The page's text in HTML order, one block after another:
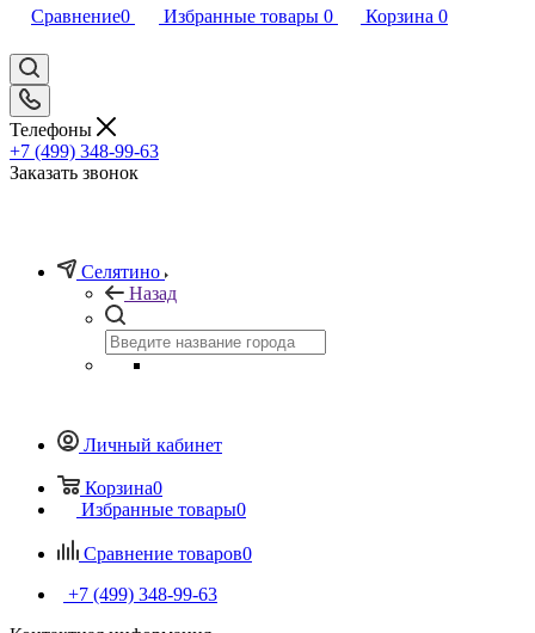
Сравнение0 Избранные товары 0 Корзина 0
Телефоны
+7 (499) 348-99-63
Заказать звонок
Селятино
Назад
Личный кабинет
Корзина0
Избранные товары0
Сравнение товаров0
+7 (499) 348-99-63